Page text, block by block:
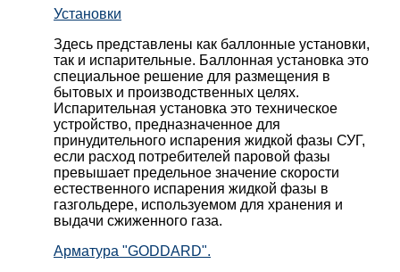
Установки
Здесь представлены как баллонные установки,
так и испарительные. Баллонная установка это
специальное решение для размещения в
бытовых и производственных целях.
Испарительная установка это техническое
устройство, предназначенное для
принудительного испарения жидкой фазы СУГ,
если расход потребителей паровой фазы
превышает предельное значение скорости
естественного испарения жидкой фазы в
газгольдере, используемом для хранения и
выдачи сжиженного газа.
Арматура "GODDARD".